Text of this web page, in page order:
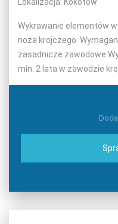
Wykrawanie elementów
noża krojczego.
zasadnicze zawodowe
min. 2 lata w zawodzie